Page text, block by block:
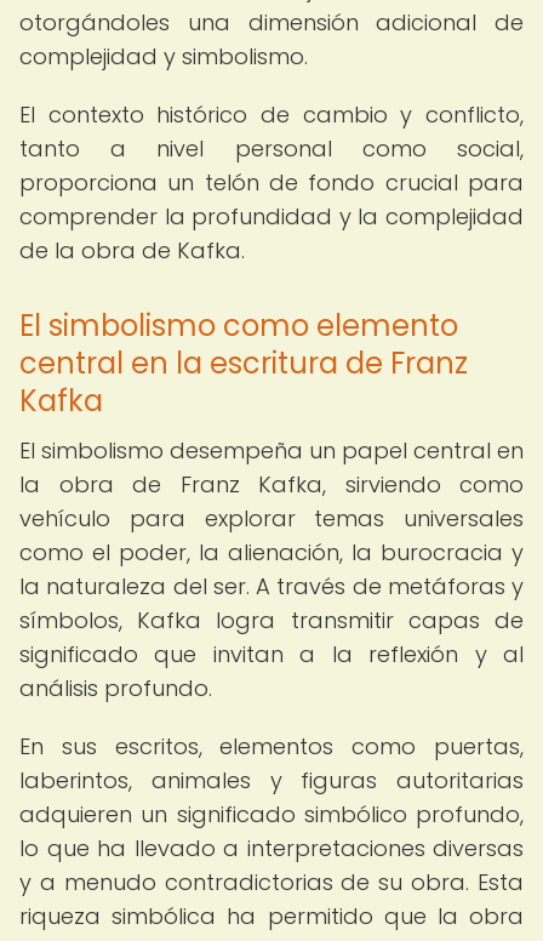
otorgándoles una dimensión adicional de
complejidad y simbolismo.
El contexto histórico de cambio y conflicto,
tanto a nivel personal como social,
proporciona un telón de fondo crucial para
comprender la profundidad y la complejidad
de la obra de Kafka.
El simbolismo como elemento
central en la escritura de Franz
Kafka
El simbolismo desempeña un papel central en
la obra de Franz Kafka, sirviendo como
vehículo para explorar temas universales
como el poder, la alienación, la burocracia y
la naturaleza del ser. A través de metáforas y
símbolos, Kafka logra transmitir capas de
significado que invitan a la reflexión y al
análisis profundo.
En sus escritos, elementos como puertas,
laberintos, animales y figuras autoritarias
adquieren un significado simbólico profundo,
lo que ha llevado a interpretaciones diversas
y a menudo contradictorias de su obra. Esta
riqueza simbólica ha permitido que la obra